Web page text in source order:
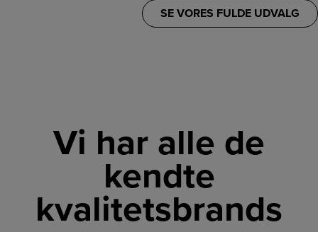
SE VORES FULDE UDVALG
Vi har alle de
kendte
kvalitetsbrands